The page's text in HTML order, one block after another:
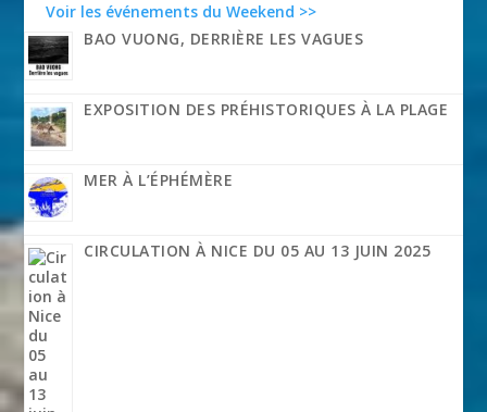
Voir les événements du Weekend >>
BAO VUONG, DERRIÈRE LES VAGUES
EXPOSITION DES PRÉHISTORIQUES À LA PLAGE
MER À L’ÉPHÉMÈRE
CIRCULATION À NICE DU 05 AU 13 JUIN 2025